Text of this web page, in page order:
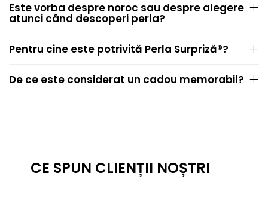
Este vorba despre noroc sau despre alegere
atunci când descoperi perla?
Pentru cine este potrivită Perla Surpriză®?
De ce este considerat un cadou memorabil?
CE SPUN CLIENȚII NOȘTRI